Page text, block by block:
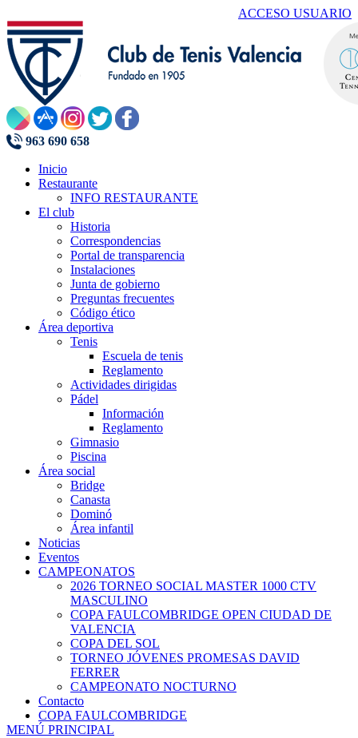
ACCESO USUARIO
963 690 658
Inicio
Restaurante
INFO RESTAURANTE
El club
Historia
Correspondencias
Portal de transparencia
Instalaciones
Junta de gobierno
Preguntas frecuentes
Código ético
Área deportiva
Tenis
Escuela de tenis
Reglamento
Actividades dirigidas
Pádel
Información
Reglamento
Gimnasio
Piscina
Área social
Bridge
Canasta
Dominó
Área infantil
Noticias
Eventos
CAMPEONATOS
2026 TORNEO SOCIAL MASTER 1000 CTV
MASCULINO
COPA FAULCOMBRIDGE OPEN CIUDAD DE
VALENCIA
COPA DEL SOL
TORNEO JÓVENES PROMESAS DAVID
FERRER
CAMPEONATO NOCTURNO
Contacto
COPA FAULCOMBRIDGE
MENÚ PRINCIPAL